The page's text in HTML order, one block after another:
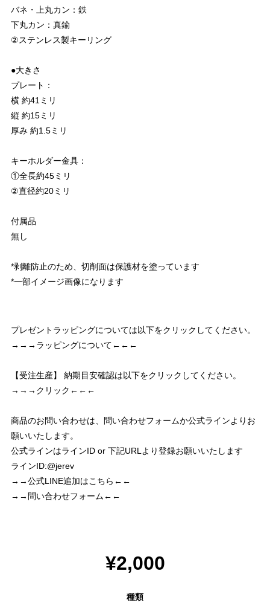
バネ・上丸カン：鉄
下丸カン：真鍮
②ステンレス製キーリング
●大きさ
プレート：
横 約41ミリ
縦 約15ミリ
厚み 約1.5ミリ
キーホルダー金具：
①全長約45ミリ
②直径約20ミリ
付属品
無し
*剥離防止のため、切削面は保護材を塗っています
*一部イメージ画像になります
プレゼントラッピングについては以下をクリックしてください。
→→→ラッピングについて←←←
【受注生産】 納期目安確認は以下をクリックしてください。
→→→クリック←←←
商品のお問い合わせは、問い合わせフォームか公式ラインよりお
願いいたします。
公式ラインはラインID or 下記URLより登録お願いいたします
ラインID:@jerev
→→公式LINE追加はこちら←←
→→問い合わせフォーム←←
¥2,000
種類